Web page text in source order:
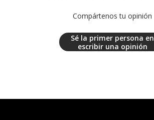
Compártenos tu opinión
Sé la primer persona en
escribir una opinión